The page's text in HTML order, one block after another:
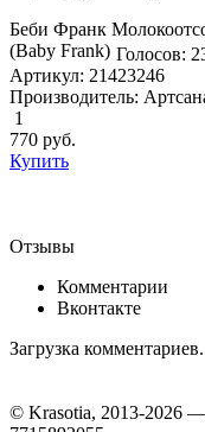
Беби Франк
(Baby Frank) Голосов:
Артикул: 21423246
Производитель:
1
770 руб.
Купить
Отзывы
Комментарии
Вконтакте
Загрузка
© Krasotia, 2013-2026